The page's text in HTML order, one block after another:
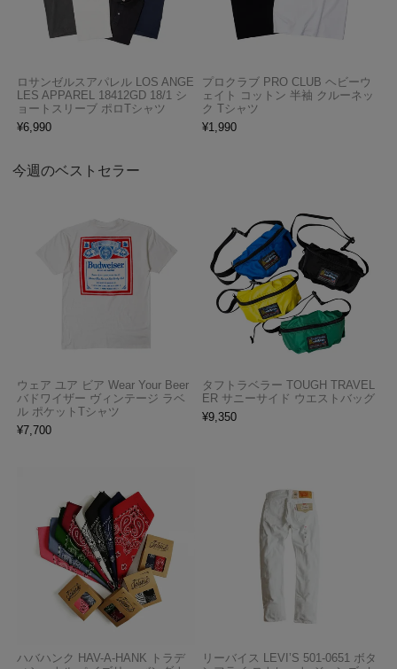
ロサンゼルスアパレル LOS ANGE
LES APPAREL 18412GD 18/1 シ
ョートスリーブ ポロTシャツ
¥6,990
プロクラブ PRO CLUB ヘビーウ
ェイト コットン 半袖 クルーネッ
ク Tシャツ
¥1,990
今週のベストセラー
ウェア ユア ビア Wear Your Beer
バドワイザー ヴィンテージ ラベ
ル ポケットTシャツ
¥7,700
タフトラベラー TOUGH TRAVEL
ER サニーサイド ウエストバッグ
¥9,350
ハバハンク HAV-A-HANK トラデ
リーバイス LEVI’S 501-0651 ボタ